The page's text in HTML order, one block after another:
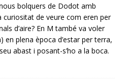
bolquers de Dodot amb
curiositat de veure com eren per
d’aire? En M també va voler
en plena època d’estar per terra,
abast i posant-s’ho a la boca.